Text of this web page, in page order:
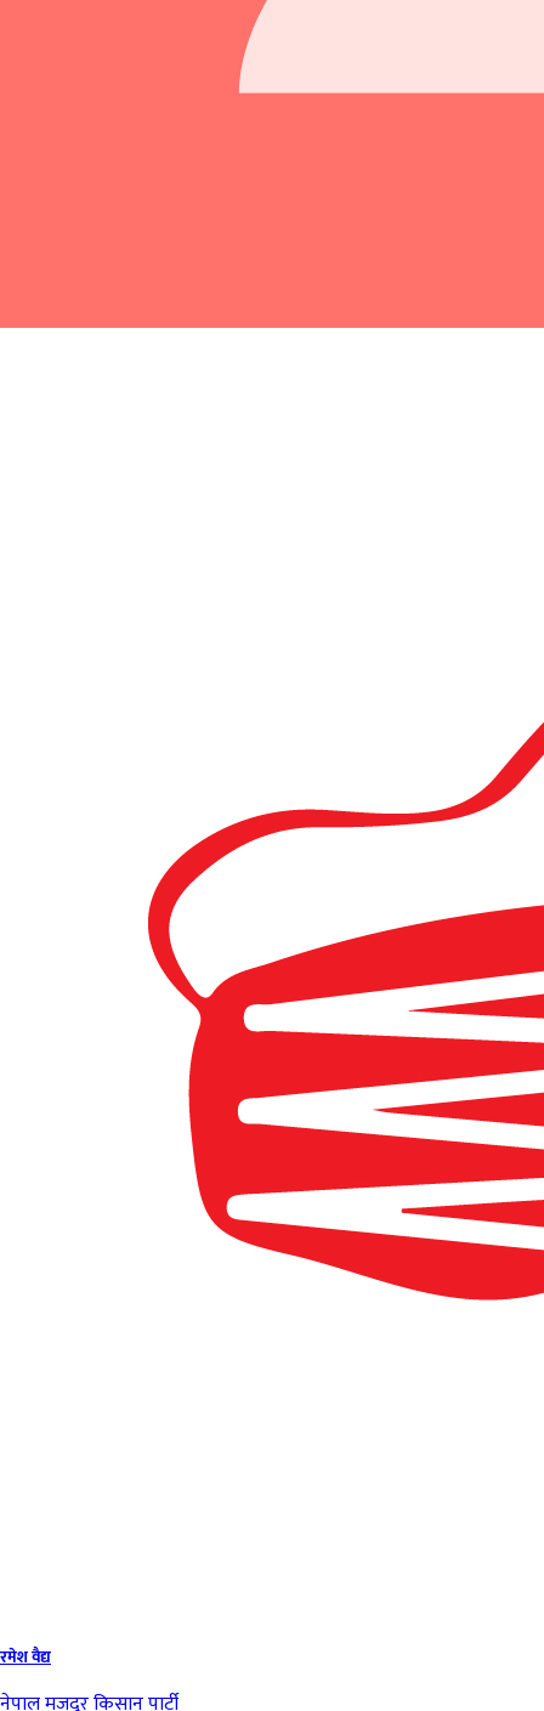
रमेश वैद्य